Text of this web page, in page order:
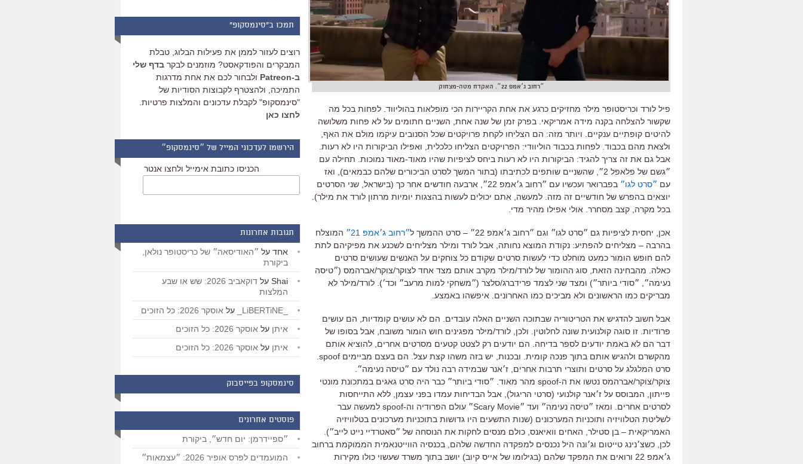
״רחוב ג׳אמפ 22״. האקדח מטה-מצחוק
פיל לורד וכריסטופר מילר מחזיקים כרגע את אחת הקריירות הכי מופלאות בהוליווד. לפחות בכל מה
שקשור להצלחה בקנה מידה אמריקאי. בפרק זמן של שנה אחת, השניים חתומים על לא פחות משלושה
להיטים קופתיים ענקיים. ויותר מזה: הם הצליחו לקחת פרויקטים שכל הסנובים עיקמו מולם את האף,
ולצאת מהם בכבוד. לפחות בכבוד הוליוודי: הפרויקטים הצליחו כלכלית, ואפילו הביקורות היו לא רעות.
אבל גם את זה צריך להגיד: הביקורות היו לא רעות ביחס לציפיות שהיו מאוד-מאוד נמוכות. תחילה עם
״גשם של פלאפל 2״, שהשניים שותפים לכתיבתו (בתור המשך לסרט הביכורים שלהם כבמאים), ואז
עם ״סרט לגו״
בפברואר ועכשיו עם ״רחוב ג׳אמפ 22״, ארבעה חודשים אחר כך (בישראל, שני הסרטים
יוצאים בהפרש של חודשיים זה מזה. למעשה, אתם יכולים לעשות בהצגות יומיות מרתון לורד את מילר).
בכל מקרה, קצב מסחרר. אולי אפילו מהיר מדי.
אכן, יחסית לציפיות גם ״סרט לגו״ וגם ״רחוב ג׳אמפ 22״ – סרט ההמשך ל ״רחוב ג׳אמפ 21״
המוצלח
בהרבה – מצליחים להפתיע: נקודת המוצא נחותה, אבל לורד ומילר מצליחים לשכנע את מפיקיהם לתת
להם חופש הומור כמעט מוחלט כדי לעשות סרטים שקודם כל צוחקים על האנשים שעושים סרטים
כאלה. מהבחינה הזאת, סוג ההומור של לורד/מילר מקרב אותם מצד אחד לצוקר/צוקר/אברהמס (״טיסה
נעימה״, ״סודי ביותר״) ומצד שני לצמד פרידברג/סלצר (״משחקי למות מרעב״ וכד׳). לורד/מילר לא
מבריקים כמו הראשונים ולא מביכים כמו האחרונים. איפשהו באמצע.
אבל חשוב להדגיש את הטריטוריה שבתוכה השניים האלה עובדים. הם לא עושים קומדיות, הם עושים
פרודיות. זו סוגה קולנועית שונה לחלוטין. ולכן, לורד/מילר מפגינים חוש הומור משובח, אבל בסופו של
דבר הם לא באמת יודעים לספר בדיחה. הם יודעים רק לצטט קטעים מסרטים אחרים, להוציא אותם
סרט המלגלג על סרטים ותוצרי תרבות אחרים, ז׳אנר שבמידה רבה נולד עם ״טיסה נעימה״.
צוקר/צוקר/אברהמס נטשו את ה-spoof מהר מאוד. ״סודי ביותר״ כבר היה סרט גאגים במתכונת מונטי
פייתון, המבוסס על ז׳אנר קולנועי (סרטי הריגול), אבל הבדיחות עמדו בפני עצמן, ללא התייחסות
לסרטים אחרים. ומאז ״טיסה נעימה״ ועד ״Scary Movie״ עולם הפרודיה וה-spoof למעשה עבר
לשליטת הטלוויזיה ותוכניות המערכונים (שנות התשעים היו גדושות בתוכניות מערכונים בטלוויזיה
האמריקאית – בן סטילר, האחים וואיאנס, כולם מנסים לחקות את הנוסחה של ״סאטרדיי נייט לייב״).
לכן, כשצ׳נינג טייטום וג׳ונה היל נכנסים למפקדה החדשה שלהם, בכנסיה הווייטנאמית הממוקמת ברחוב
ג׳אמפ 22 ורואים את המפקד שלהם (בגילומו של אייס קיוב) יושב בתוך משרד שעשוי כולו מקירות
תמכו ב"סינמסקופ"
רוצים לעזור לממן את פעילות הבלוג, טבלת
המבקרים והפודקאסט? מוזמנים לבקר בדף שלי
ב-Patreon
ולבחור לכם את אחת מדרגות
התמיכה, ולהצטרף לקבוצות הסודיות של
"סינמסקופ" לקבלת עדכונים והמלצות פרטיות.
לחצו כאן
הירשמו לעדכוני המייל של ״סינמסקופ״
הכניסו כתובת אימייל ולחצו אנטר
תגובות אחרונות
אחד על ״האודיסאה״ של כריסטופר נולאן,
ביקורת
Shai על
דוקאביב 2026: שש או שבע
המלצות
על אוסקר 2026: כל הזוכים
איתן על אוסקר 2026: כל הזוכים
איתן על אוסקר 2026: כל הזוכים
סינמסקופ בפייסבוק
פוסטים אחרונים
״ספיידרמן: יום חדש״, ביקורת
המועמדים לפרס אופיר 2026: ״עצמאות״